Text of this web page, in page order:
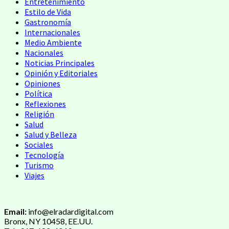
Estilo de Vida
Gastronomía
Internacionales
Medio Ambiente
Nacionales
Noticias Principales
Opinión y Editoriales
Opiniones
Política
Reflexiones
Religión
Salud
Salud y Belleza
Sociales
Tecnología
Turismo
Viajes
Email: info@elradardigital.com
Bronx, NY 10458, EE.UU.